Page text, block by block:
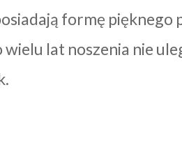
formę pięknego
lat noszenia nie